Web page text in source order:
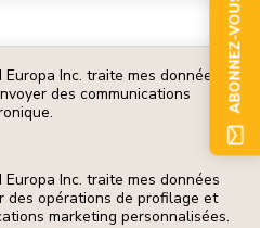
Inc. traite mes données
des communications
Europa Inc. traite mes données
des opérations de profilage et
marketing personnalisées.
ABONNEZ-VOUS